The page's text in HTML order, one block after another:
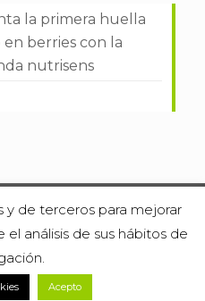
la primera huella
berries con la
nutrisens
y de terceros para mejorar
análisis de sus hábitos de
Acepto